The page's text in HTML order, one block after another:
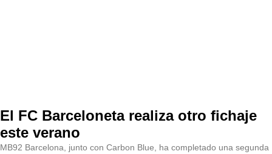
El FC Barceloneta realiza otro fichaje
este verano
MB92 Barcelona, junto con Carbon Blue, ha completado una segunda